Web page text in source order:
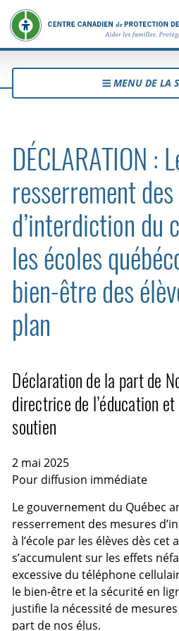
MENU DE LA
DÉCLARATION :
resserrement
d’interdiction du
les écoles
bien-être des
plan
Déclaration de la part de
directrice de l’éducation
soutien
2 mai 2025
Pour diffusion immédiate
Le gouvernement du Québec
resserrement des mesures
à l’école par les élèves dès cet
s’accumulent sur les effets
excessive du téléphone
le bien-être et la sécurité en
justifie la nécessité de
part de nos élus.